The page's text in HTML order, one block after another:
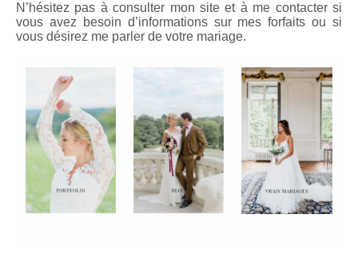
N’hésitez pas à consulter mon site et à me contacter si
vous avez besoin d’informations sur mes forfaits ou si
vous désirez me parler de votre mariage.